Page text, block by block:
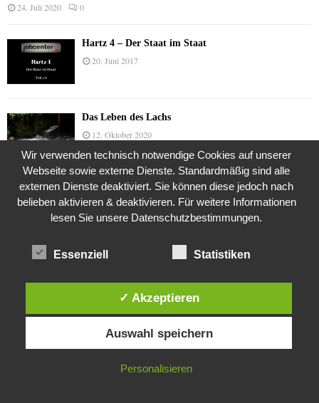
24. Juli 2020 0
Hartz 4 – Der Staat im Staat
20. Juni 2017
Das Leben des Lachs
12. Oktober 2020
Die Geschichte der Kubushäuser
9. Juli 2018
24. November 2015
Die Brexit-Lüge (1/8 Teil)
Diese Website verwendet Cookies. Durch die weitere Nutzung dieser
Website stimmst du der Verwendung von Cookies zu.
IN ORDNUNG
Wir verwenden technisch notwendige Cookies auf unserer
Webseite sowie externe Dienste. Standardmäßig sind alle
externen Dienste deaktiviert. Sie können diese jedoch nach
belieben aktivieren & deaktivieren. Für weitere Informationen
lesen Sie unsere Datenschutzbestimmungen.
Essenziell Statistiken
✓ Akzeptieren
Auswahl speichern
Personalisieren